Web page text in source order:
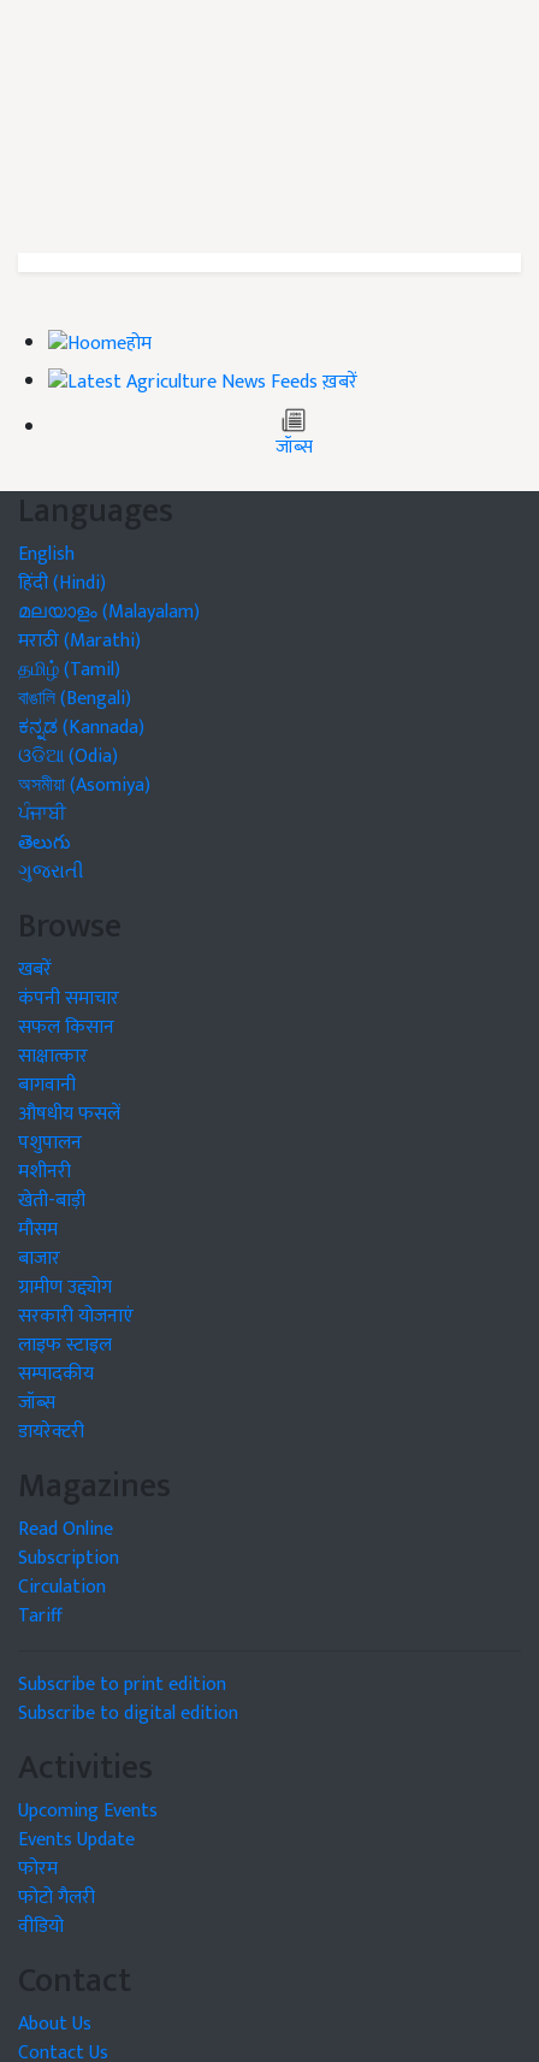
होम
ख़बरें
जॉब्स
Languages
English
हिंदी (Hindi)
മലയാളം (Malayalam)
मराठी (Marathi)
தமிழ் (Tamil)
বাঙালি (Bengali)
ಕನ್ನಡ (Kannada)
ଓଡିଆ (Odia)
অসমীয়া (Asomiya)
ਪੰਜਾਬੀ
తెలుగు
ગુજરાતી
Browse
खबरें
कंपनी समाचार
सफल किसान
साक्षात्कार
बागवानी
औषधीय फसलें
पशुपालन
मशीनरी
खेती-बाड़ी
मौसम
बाजार
ग्रामीण उद्द्योग
सरकारी योजनाएं
लाइफ स्टाइल
सम्पादकीय
जॉब्स
डायरेक्टरी
Magazines
Read Online
Subscription
Circulation
Tariff
Subscribe to print edition
Subscribe to digital edition
Activities
Upcoming Events
Events Update
फोरम
फोटो गैलरी
वीडियो
Contact
About Us
Contact Us